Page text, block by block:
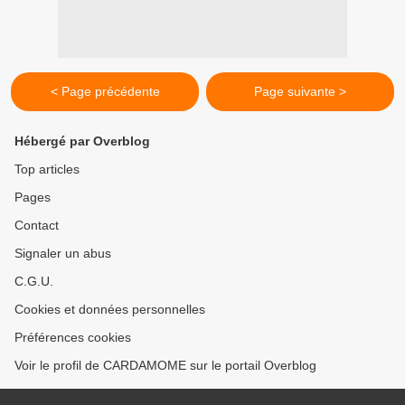
< Page précédente Page suivante >
Hébergé par Overblog
Top articles
Pages
Contact
Signaler un abus
C.G.U.
Cookies et données personnelles
Préférences cookies
Voir le profil de CARDAMOME sur le portail Overblog